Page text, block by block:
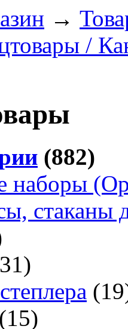
→
/
(882)
наборы
стаканы
(15)